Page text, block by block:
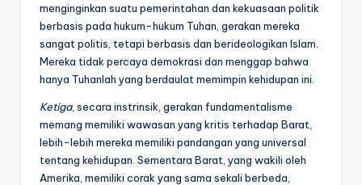
menginginkan suatu pemerintahan dan kekuasaan politik
berbasis pada hukum-hukum Tuhan, gerakan mereka
sangat politis, tetapi berbasis dan berideologikan Islam.
Mereka tidak percaya demokrasi dan menggap bahwa
hanya Tuhanlah yang berdaulat memimpin kehidupan ini.
Ketiga, secara instrinsik, gerakan fundamentalisme
memang memiliki wawasan yang kritis terhadap Barat,
lebih-lebih mereka memiliki pandangan yang universal
tentang kehidupan. Sementara Barat, yang wakili oleh
Amerika, memiliki corak yang sama sekali berbeda,